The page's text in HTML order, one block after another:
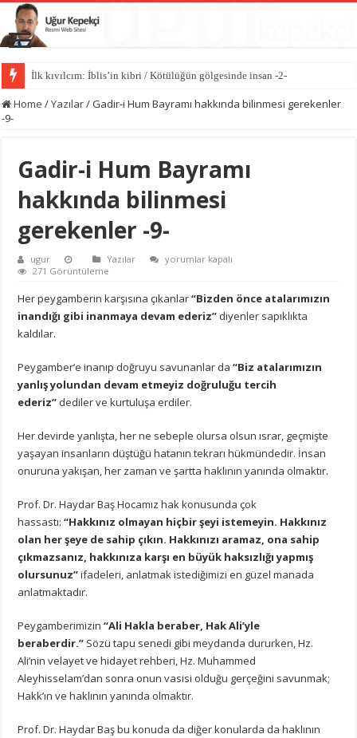
Kötülüğün anatomisi / Kötülüğün gölgesinde insan -1-
Home /Yazılar/Gadir-i Hum Bayramı hakkında bilinmesi gerekenler
-9-
Gadir-i Hum Bayramı
hakkında bilinmesi
gerekenler -9-
ugur Yazılar
Gadir-
Bayramı
hakkında
bilinmesi
yorumlar kapalı
271 Görüntüleme
Her peygamberin karşısına çıkanlar“Bizden önce atalarımızın
inandığı gibi inanmaya devam ederiz” diyenler sapıklıkta
kaldılar.
Peygamber’e inanıp doğruyu savunanlar da“Biz atalarımızın
yanlış yolundan devam etmeyiz doğruluğu tercih
ederiz” dediler ve kurtuluşa erdiler.
Her devirde yanlışta, her ne sebeple olursa olsun ısrar, geçmişte
yaşayan insanların düştüğü hatanın tekrarı hükmündedir. İnsan
onuruna yakışan, her zaman ve şartta haklının yanında olmaktır.
Prof. Dr. Haydar Baş Hocamız hak konusunda çok
hassastı:“Hakkınız olmayan hiçbir şeyi istemeyin. Hakkınız
olan her şeye de sahip çıkın. Hakkınızı aramaz, ona sahip
çıkmazsanız, hakkınıza karşı en büyük haksızlığı yapmış
olursunuz”ifadeleri, anlatmak istediğimizi en güzel manada
anlatmaktadır.
Peygamberimizin“Ali Hakla beraber, Hak Ali’yle
beraberdir.” Sözü tapu senedi gibi meydanda dururken, Hz.
Ali’nin velayet ve hidayet rehberi, Hz. Muhammed
Aleyhisselam’dan sonra onun vasisi olduğu gerçeğini savunmak;
Hakk’ın ve haklının yanında olmaktır.
Prof. Dr. Haydar Baş bu konuda da diğer konularda da haklının